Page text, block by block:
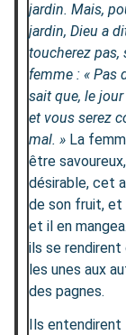
jardin. Mais,
jardin, Dieu a
toucherez pas,
femme : « Pas
sait que, le
et vous serez
mal. » La
être
désirable, cet
de son fruit, et
et il en
ils se
les unes aux
des pagnes.
Ils